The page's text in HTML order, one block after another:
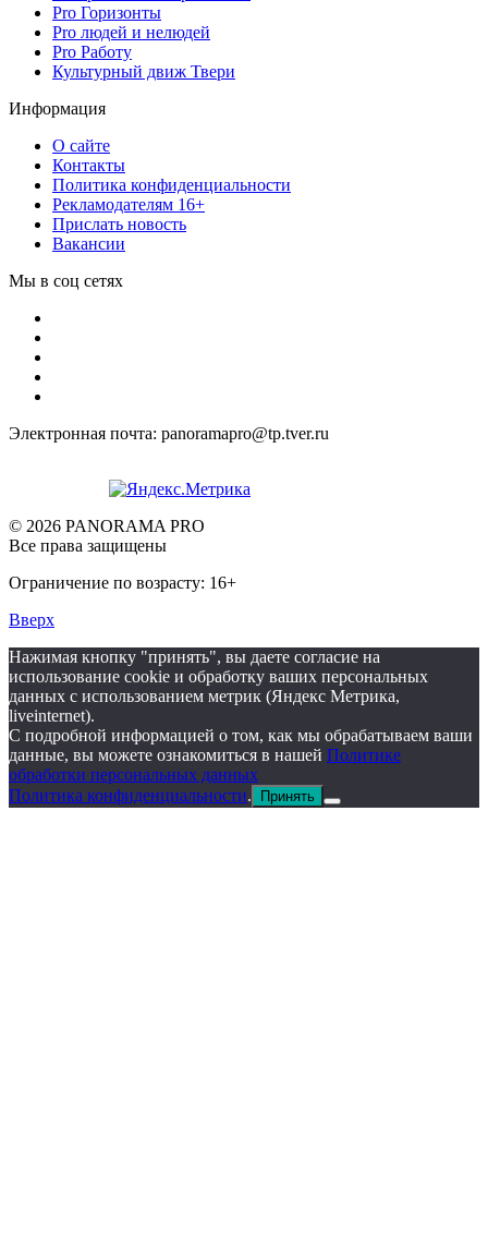
Pro Горизонты
Pro людей и нелюдей
Pro Работу
Культурный движ Твери
Информация
О сайте
Контакты
Политика конфиденциальности
Рекламодателям 16+
Прислать новость
Вакансии
Мы в соц сетях
Электронная почта: panoramapro@tp.tver.ru
© 2026 PANORAMA PRO
Все права защищены
Ограничение по возрасту: 16+
Вверх
Нажимая кнопку "принять", вы даете согласие на
использование cookie и обработку ваших персональных
данных с использованием метрик (Яндекс Метрика,
liveinternet).
С подробной информацией о том, как мы обрабатываем ваши
данные, вы можете ознакомиться в нашей Политике
обработки персональных данных
Политика конфиденциальности. Принять